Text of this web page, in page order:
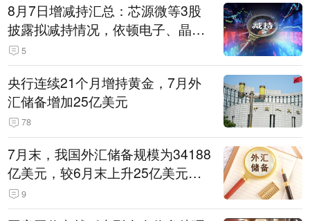
8月7日增减持汇总：芯源微等3股
披露拟减持情况，依顿电子、晶华
微拟增持（表）
5
央行连续21个月增持黄金，7月外
汇储备增加25亿美元
78
7月末，我国外汇储备规模为34188
亿美元，较6月末上升25亿美元，
升幅为0.07%
9